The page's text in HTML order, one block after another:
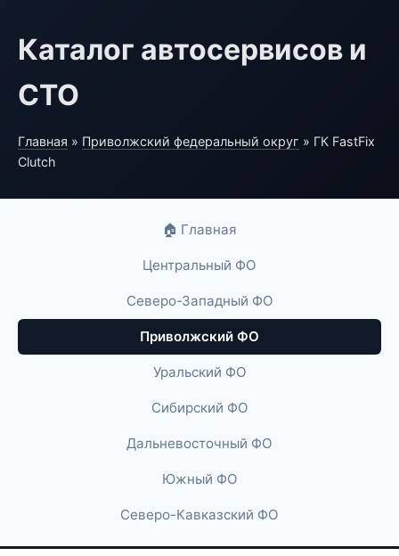
Каталог автосервисов и
СТО
Главная » Приволжский федеральный округ » ГК FastFix
Clutch
🏠 Главная
Центральный ФО
Северо-Западный ФО
Приволжский ФО
Уральский ФО
Сибирский ФО
Дальневосточный ФО
Южный ФО
Северо-Кавказский ФО